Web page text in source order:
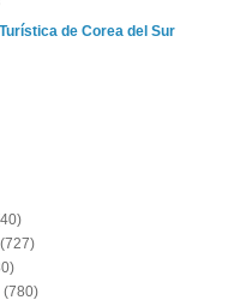
de Corea del Sur
(727)
(780)